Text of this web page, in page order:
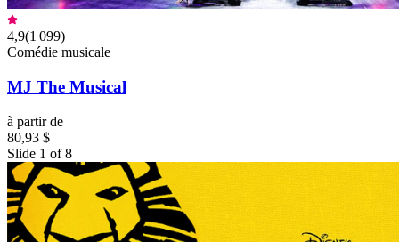
4,9(1 099)
Comédie musicale
MJ The Musical
à partir de
80,93 $
Slide 1 of 8